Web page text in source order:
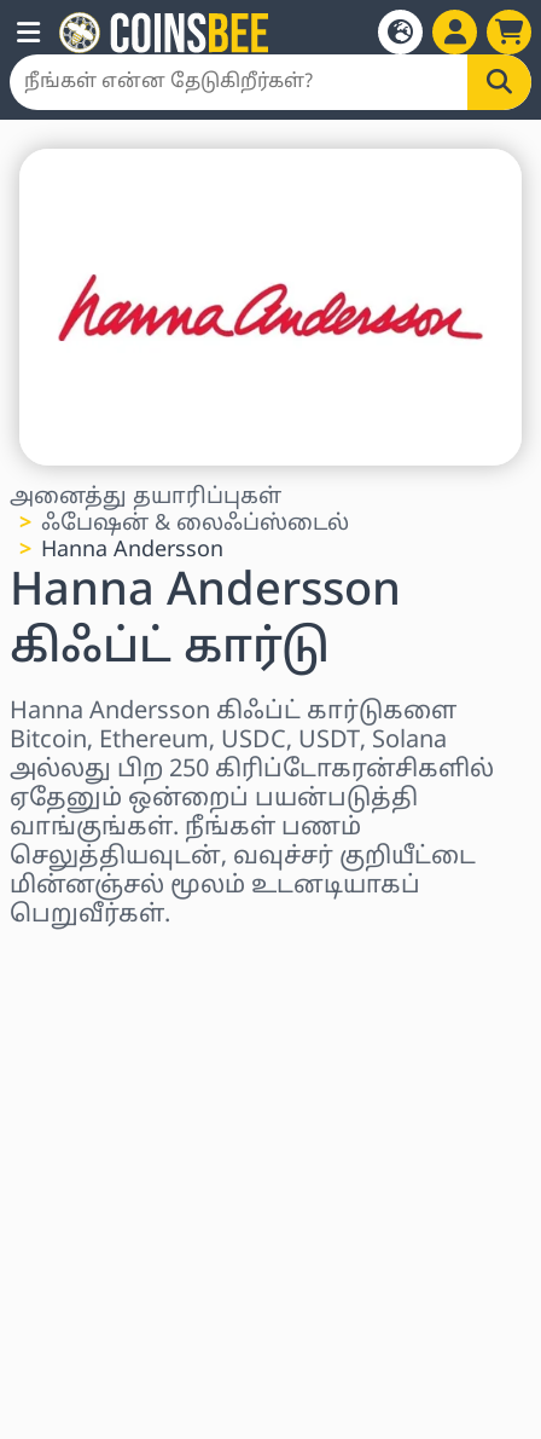
அனைத்து தயாரிப்புகள்
ஃபேஷன் & லைஃப்ஸ்டைல்
Hanna Andersson
Hanna Andersson
கிஃப்ட் கார்டு
Hanna Andersson கிஃப்ட் கார்டுகளை
Bitcoin, Ethereum, USDC, USDT, Solana
அல்லது பிற 250 கிரிப்டோகரன்சிகளில்
ஏதேனும் ஒன்றைப் பயன்படுத்தி
வாங்குங்கள். நீங்கள் பணம்
செலுத்தியவுடன், வவுச்சர் குறியீட்டை
மின்னஞ்சல் மூலம் உடனடியாகப்
பெறுவீர்கள்.